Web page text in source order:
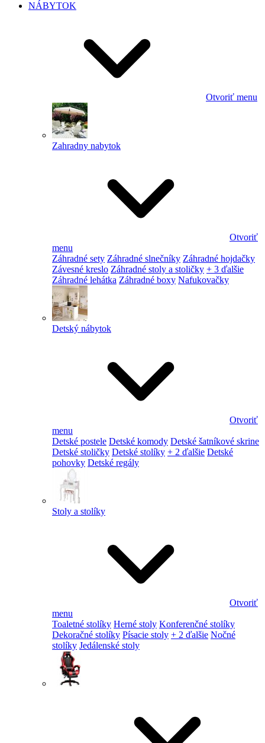
NÁBYTOK
Otvoriť menu
Zahradny nabytok
Otvoriť
menu
Záhradné sety Záhradné slnečníky Záhradné hojdačky
Závesné kreslo Záhradné stoly a stoličky + 3 ďalšie
Záhradné lehátka Záhradné boxy Nafukovačky
Detský nábytok
Otvoriť
menu
Detské postele Detské komody Detské šatníkové skrine
Detské stoličky Detské stolíky + 2 ďalšie Detské
pohovky Detské regály
Stoly a stolíky
Otvoriť
menu
Toaletné stolíky Herné stoly Konferenčné stolíky
Dekoračné stolíky Písacie stoly + 2 ďalšie Nočné
stolíky Jedálenské stoly